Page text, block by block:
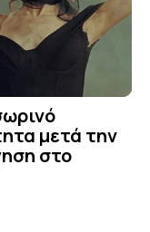
μετά την
στο